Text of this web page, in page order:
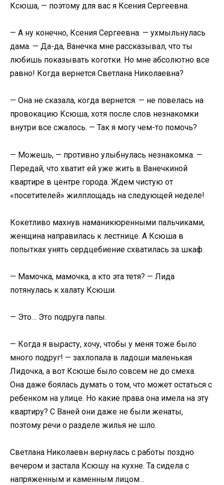
Ксюша, — поэтому для вас я Ксения Сергеевна.
— А ну конечно, Ксения Сергеевна. — ухмыльнулась
дама. — Да-да, Ванечка мне рассказывал, что ты
любишь показывать коготки. Но мне абсолютно все
равно! Когда вернется Светлана Николаевна?
— Она не сказала, когда вернется. — не повелась на
прoвокацию Ксюша, хотя после слов незнакомки
внутри все сжалось. — Так я могу чем-то помочь?
— Можешь, — противно улыбнулась незнакомка. —
Передай, что хватит ей уже жить в Ванечкиной
квартире в центре города. Ждем чистую от
«посетителей» жилплощадь на следующей неделе!
Кокетливо махнув наманикюренными пальчиками,
женщина направилась к лестнице. А Ксюша в
попытках унять сердцебиение схватилась за шкаф.
— Мамочка, мамочка, а кто эта тетя? — Лида
потянулась к халату Ксюши.
— Это… Это подруга папы.
— Когда я вырасту, хочу, чтобы у меня тоже было
много подруг! — захлопала в ладоши маленькая
Лидочка, а вот Ксюше было совсем не до смеха.
Она даже боялась думать о том, что может остаться с
ребенком на улице. Но какие права она имела на эту
квартиру? С Ваней они даже не были женаты,
поэтому речи о разделе жилья не шло.
Светлана Николаевн вернулась с работы поздно
вечером и застала Ксюшу на кухне. Та сидела с
напряженным и каменным лицом…